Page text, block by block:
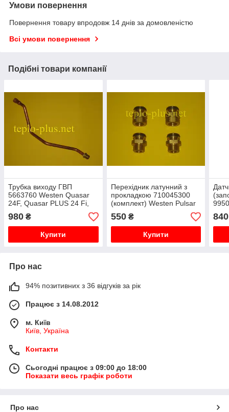
Умови повернення
Повернення товару впродовж 14 днів за домовленістю
Всі умови повернення
Подібні товари компанії
Трубка виходу ГВП
5663760 Westen Quasar
24F, Quasar PLUS 24 Fi,
Baxi Main 18 Fi, 24 Fi,
Main Digit 240Fi
980 ₴
Купити
Перехідник латунний з
прокладкою 710045300
(комплект) Westen Pulsar
D, Baxi Fourtech, Eco
Home, Eco4S
550₴
Купити
840
Про нас
94% позитивних з 36 відгуків за рік
Працює з 14.08.2012
м. Київ
Київ, Україна
Контакти
Сьогодні працює з 09:00 до 18:00
Показати весь графік роботи
Про нас